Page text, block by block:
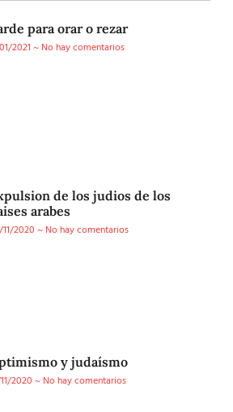
para orar o rezar
2021
No hay comentarios
de los judios de los
arabes
2020
No hay comentarios
y judaísmo
2020
No hay comentarios